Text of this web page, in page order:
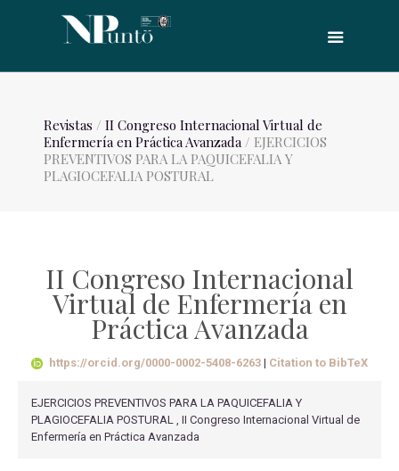
Revistas / II Congreso Internacional Virtual de
Enfermería en Práctica Avanzada/ EJERCICIOS
PREVENTIVOS PARA LA PAQUICEFALIA Y
PLAGIOCEFALIA POSTURAL
II Congreso Internacional
Virtual de Enfermería en
Práctica Avanzada
https://orcid.org/0000-0002-5408-6263| Citation to BibTeX
EJERCICIOS PREVENTIVOS PARA LA PAQUICEFALIA Y
PLAGIOCEFALIA POSTURAL , II Congreso Internacional Virtual de
Enfermería en Práctica Avanzada